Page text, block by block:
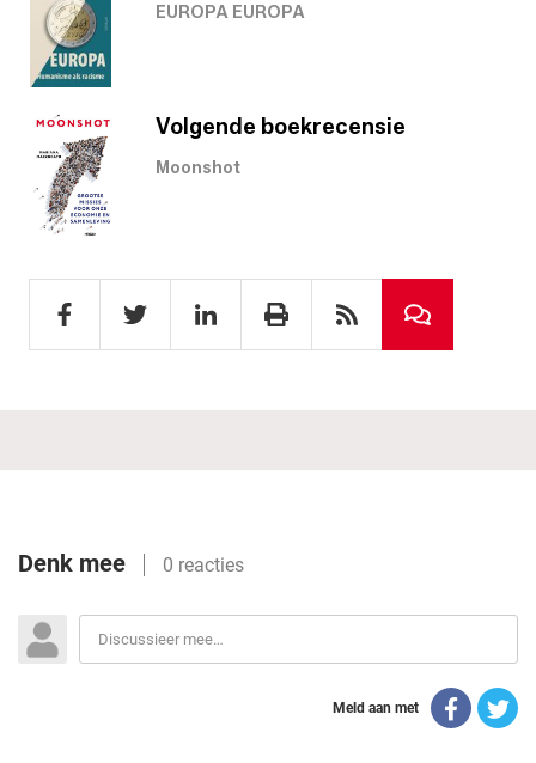
EUROPA EUROPA
Volgende boekrecensie
Moonshot